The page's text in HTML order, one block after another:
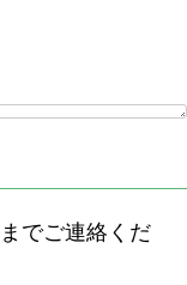
でご連絡くだ